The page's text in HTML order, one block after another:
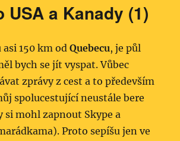
USA a Kanady (1)
asi 150 km odQuebecu, je půl
bych se jít vyspat. Vůbec
zprávy z cest a to především
spolucestující neustále bere
si mohl zapnout Skype a
Proto sepíšu jen ve